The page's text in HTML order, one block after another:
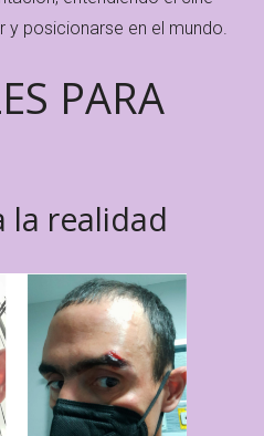
posicionarse en el mundo.
PARA
la realidad